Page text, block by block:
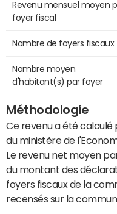
Revenu mensuel moyen
foyer fiscal
Nombre de foyers fiscaux
Nombre moyen
d'habitant(s) par foyer
Méthodologie
Ce revenu a été calculé
du ministère de
Le revenu net moyen
du montant des
foyers fiscaux de la
recensés sur la